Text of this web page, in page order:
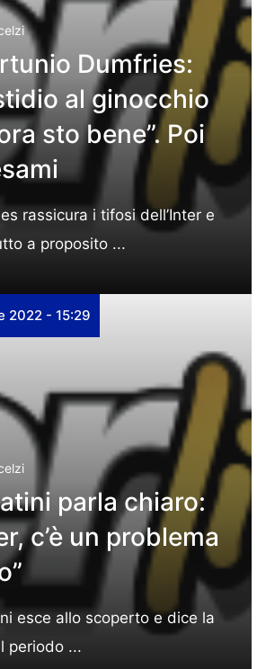
Dumfries:
al ginocchio
sto bene”. Poi
rassicura i tifosi dell’Inter e
a proposito ...
2022 - 15:29
parla chiaro:
c’è un problema
esce allo scoperto e dice la
periodo ...